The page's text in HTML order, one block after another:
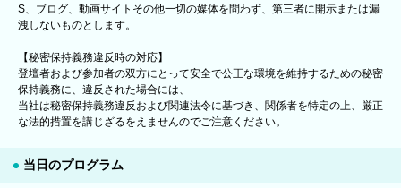
S、ブログ、動画サイトその他一切の媒体を問わず、第三者に開示または漏
洩しないものとします。
【秘密保持義務違反時の対応】
登壇者および参加者の双方にとって安全で公正な環境を維持するための秘密
保持義務に、違反された場合には、
当社は秘密保持義務違反および関連法令に基づき、関係者を特定の上、厳正
な法的措置を講じざるをえませんのでご注意ください。
当日のプログラム